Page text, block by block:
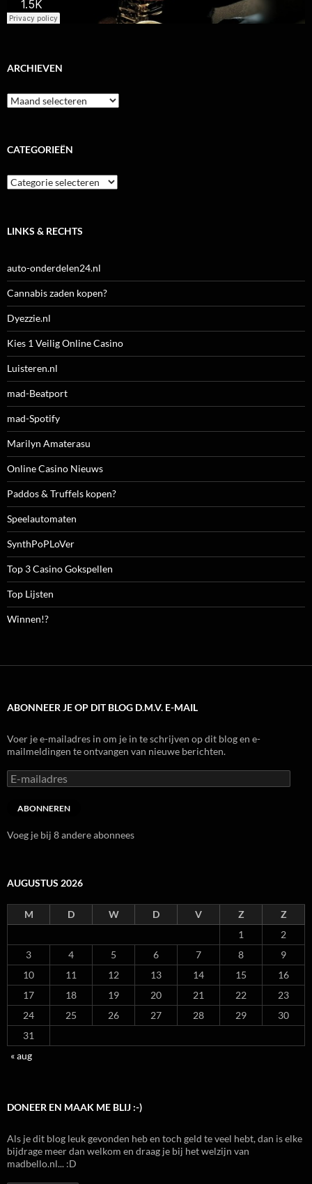
ARCHIEVEN
Archieven
CATEGORIEËN
Categorieën
LINKS & RECHTS
auto-onderdelen24.nl
Cannabis zaden kopen?
Dyezzie.nl
Kies 1 Veilig Online Casino
Luisteren.nl
mad-Beatport
mad-Spotify
Marilyn Amaterasu
Online Casino Nieuws
Paddos & Truffels kopen?
Speelautomaten
SynthPoPLoVer
Top 3 Casino Gokspellen
Top Lijsten
Winnen!?
ABONNEER JE OP DIT BLOG D.M.V. E-MAIL
Voer je e-mailadres in om je in te schrijven op dit blog en e-
mailmeldingen te ontvangen van nieuwe berichten.
E-
mailadres
ABONNEREN
Voeg je bij 8 andere abonnees
AUGUSTUS 2026
M D W D V Z
Z
1
2
3
4 5 6 7 8
9
10
11 12 13 14 15
16
17
18 19 20 21 22
23
24
25 26 27 28 29
30
31
« aug
DONEER EN MAAK ME BLIJ :-)
Als je dit blog leuk gevonden heb en toch geld te veel hebt, dan is elke
bijdrage meer dan welkom en draag je bij het welzijn van
madbello.nl... :D